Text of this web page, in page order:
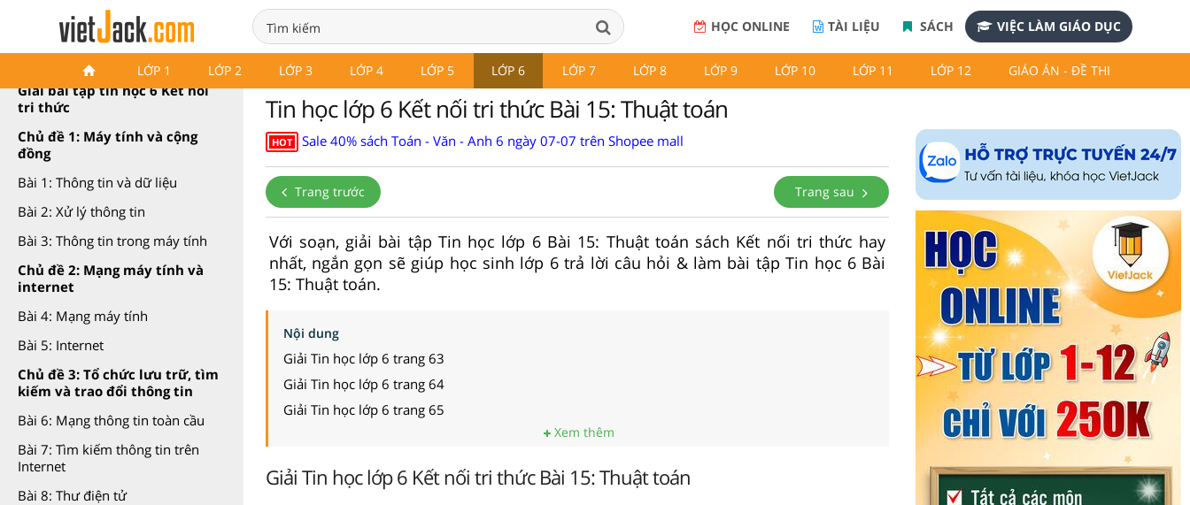
HỌC ONLINE TÀI LIỆU SÁCH VIỆC LÀM GIÁO DỤC
LỚP 1 LỚP 2 LỚP 3 LỚP 4 LỚP 5 LỚP 6 LỚP 7 LỚP 8 LỚP 9 LỚP 10 LỚP 11 LỚP 12 GIÁO ÁN - ĐỀ THI
Tin học 6 Kết nối tri thức
Giải bài tập tin học 6 Kết nối
tri thức
Chủ đề 1: Máy tính và cộng
đồng
Bài 1: Thông tin và dữ liệu
Bài 2: Xử lý thông tin
Bài 3: Thông tin trong máy tính
Chủ đề 2: Mạng máy tính và
internet
Bài 4: Mạng máy tính
Bài 5: Internet
Chủ đề 3: Tổ chức lưu trữ, tìm
kiếm và trao đổi thông tin
Bài 6: Mạng thông tin toàn cầu
Bài 7: Tìm kiếm thông tin trên
Internet
Bài 8: Thư điện tử
Tin học lớp 6 Kết nối tri thức Bài 15: Thuật toán
HOT Sale 40% sách Toán - Văn - Anh 6 ngày 07-07 trên Shopee mall
Trang trước Trang sau
Với soạn, giải bài tập Tin học lớp 6 Bài 15: Thuật toán sách Kết nối tri thức hay
nhất, ngắn gọn sẽ giúp học sinh lớp 6 trả lời câu hỏi & làm bài tập Tin học 6 Bài
15: Thuật toán.
Nội dung
Giải Tin học lớp 6 trang 63
Giải Tin học lớp 6 trang 64
Giải Tin học lớp 6 trang 65
Xem thêm
Giải Tin học lớp 6 Kết nối tri thức Bài 15: Thuật toán